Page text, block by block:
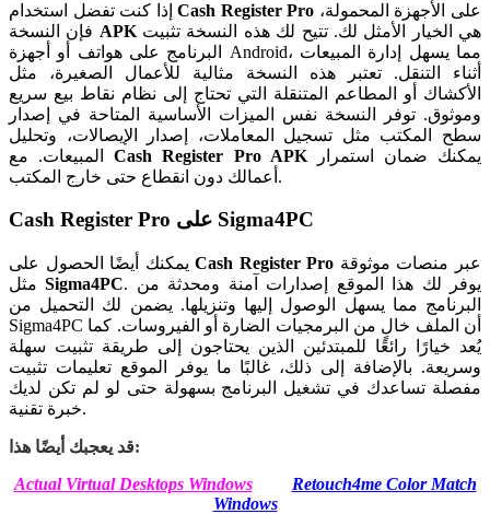
إذا كنت تفضل استخدامCash Register Pro
APKهي الخيار الأمثل لك. تتيح لك هذه النسخة تثبيت
البرنامج على هواتف أو أجهزة Android، مما يسهل إدارة المبيعات
أثناء التنقل. تعتبر هذه النسخة مثالية للأعمال الصغيرة، مثل
الأكشاك أو المطاعم المتنقلة التي تحتاج إلى نظام نقاط بيع سريع
وموثوق. توفر النسخة نفس الميزات الأساسية المتاحة في إصدار
سطح المكتب مثل تسجيل المعاملات، إصدار الإيصالات، وتحليل
المبيعات. معCash Register Pro APKيمكنك ضمان استمرار
أعمالك دون انقطاع حتى خارج المكتب.
Cash Register Pro على Sigma4PC
يمكنك أيضًا الحصول علىCash Register Pro
مثلSigma4PC. يوفر لك هذا الموقع إصدارات آمنة ومحدثة من
البرنامج مما يسهل الوصول إليها وتنزيلها. يضمن لك التحميل من
Sigma4PC أن الملف خالٍ من البرمجيات الضارة أو الفيروسات. كما
يُعد خيارًا رائعًا للمبتدئين الذين يحتاجون إلى طريقة تثبيت سهلة
وسريعة. بالإضافة إلى ذلك، غالبًا ما يوفر الموقع تعليمات تثبيت
مفصلة تساعدك في تشغيل البرنامج بسهولة حتى لو لم تكن لديك
خبرة تقنية.
قد يعجبك أيضًا هذا:
Actual Virtual Desktops Windows
Retouch4me Color Match
Windows